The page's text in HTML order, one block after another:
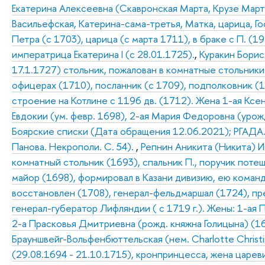
Екатерина Алексеевна (Скавронская Марта, Крузе
Васильефская, Катерина-сама-третья, Матка, царица,
Петра (с 1703), царица (с марта 1711), в браке с П.
императрица Екатерина I (с 28.01.1725).,Куракин
17.1.1727) стольник, пожалован в комнатные
офицерах (1710), посланник (с 1709), подполковник
строение на Котлине с 1196 дв. (1712). Жена 1-ая
Евдокии (ум. февр. 1698), 2-ая Мария Федоровна
Боярские списки (Дата обращения 12.06.2021);
Панова. Некрополи. С. 54). ,Репнин Аникита (Никита)
комнатный стольник (1693), спальник П., поручик
майор (1698), формировал в Казани дивизию, ею
восстановлен (1708), генерал-фельдмаршал (1724),
генерал-губератор Лифляндии ( с 1719 г.). Жены: 1-
2-а Прасковья Дмитриевна (рожд. княжна Голицына)
Брауншвейг-Вольфенбюттельская (нем. Charlotte
(29.08.1694 - 21.10.1715), кронпринцесса, жена